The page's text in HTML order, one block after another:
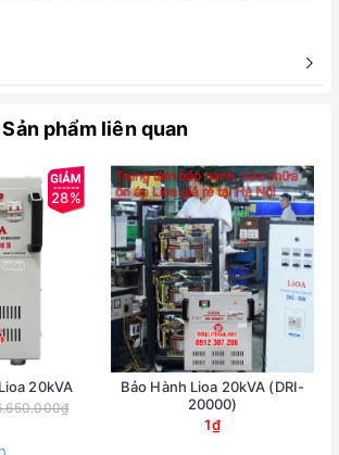
Sản phẩm liên quan
28%
20kVA
Bảo Hành Lioa 20kVA (DRI-
20000)
1₫